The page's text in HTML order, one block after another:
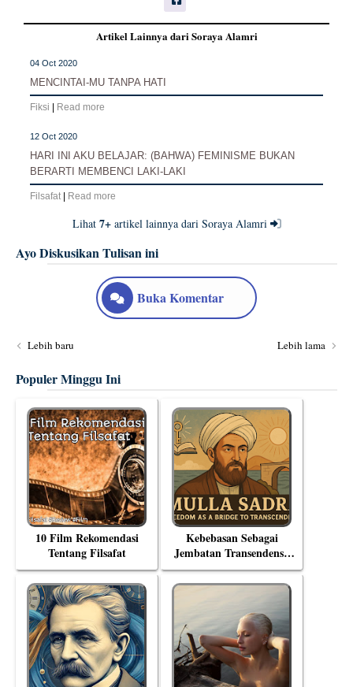
Artikel Lainnya dari Soraya Alamri
04 Oct 2020
MENCINTAI-MU TANPA HATI
Fiksi Read more
12 Oct 2020
HARI INI AKU BELAJAR: (BAHWA) FEMINISME BUKAN
BERARTI MEMBENCI LAKI-LAKI
Filsafat Read more
Lihat 7+artikel lainnya dari Soraya Alamri
Ayo Diskusikan Tulisan ini
Buka Komentar
Lebih baru Lebih lama
Populer Minggu Ini
10 Film Rekomendasi
Tentang Filsafat
Kebebasan Sebagai
Jembatan Transendensi:
Menyelami Filsafat
Eksistensial Mulla Sadra